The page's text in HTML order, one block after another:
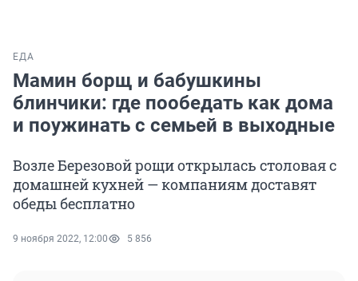
ЕДА
Мамин борщ и бабушкины
блинчики: где пообедать как дома
и поужинать с семьей в выходные
Возле Березовой рощи открылась столовая с
домашней кухней — компаниям доставят
обеды бесплатно
9 ноября 2022, 12:00 5 856